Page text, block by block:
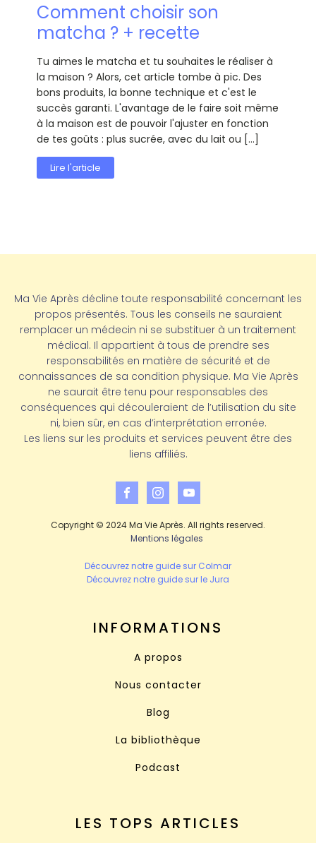
Comment choisir son
matcha ? + recette
Tu aimes le matcha et tu souhaites le réaliser à
la maison ? Alors, cet article tombe à pic. Des
bons produits, la bonne technique et c'est le
succès garanti. L'avantage de le faire soit même
à la maison est de pouvoir l'ajuster en fonction
de tes goûts : plus sucrée, avec du lait ou […]
Lire l'article
Ma Vie Après décline toute responsabilité concernant les
propos présentés. Tous les conseils ne sauraient
remplacer un médecin ni se substituer à un traitement
médical. Il appartient à tous de prendre ses
responsabilités en matière de sécurité et de
connaissances de sa condition physique. Ma Vie Après
ne saurait être tenu pour responsables des
conséquences qui découleraient de l’utilisation du site
ni, bien sûr, en cas d’interprétation erronée.
Les liens sur les produits et services peuvent être des
liens affiliés.
Copyright © 2024 Ma Vie Après. All rights reserved.
Mentions légales
Découvrez notre guide sur Colmar
Découvrez notre guide sur le Jura
INFORMATIONS
A propos
Nous contacter
Blog
La bibliothèque
Podcast
LES TOPS ARTICLES